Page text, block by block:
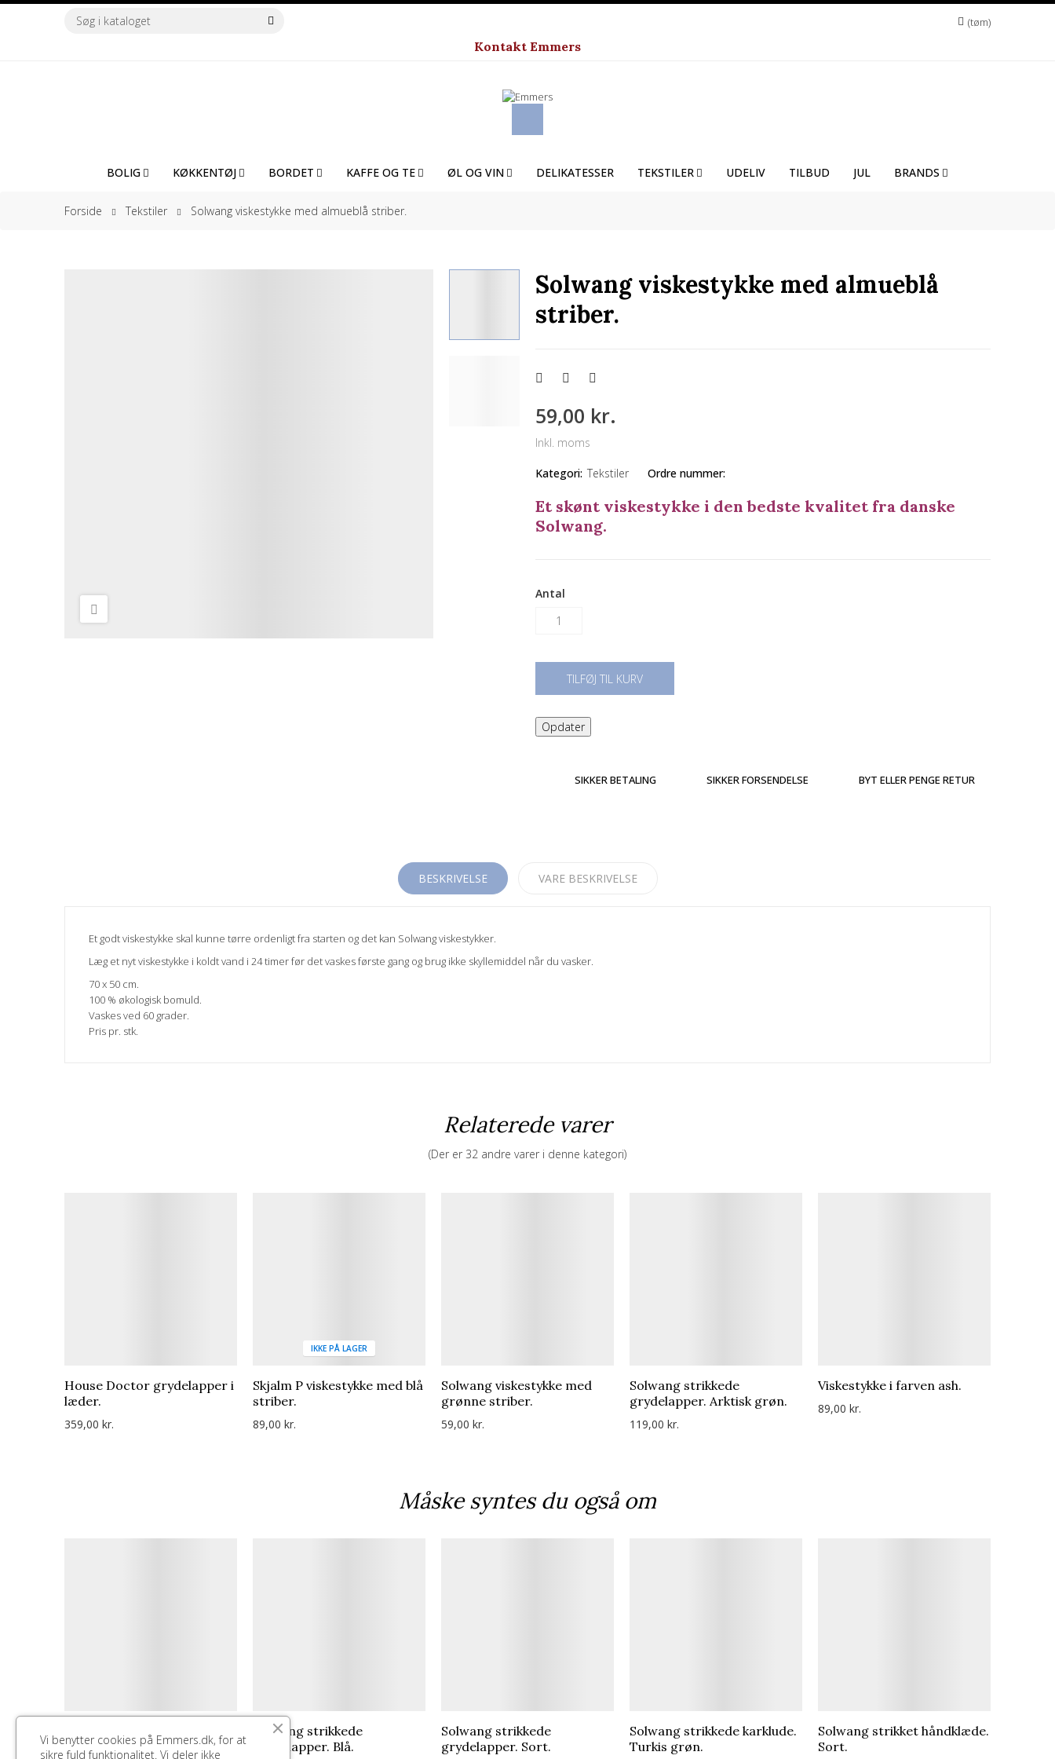
tøm
Kontakt Emmers
BOLIG KØKKENTØJ BORDET KAFFE OG TE ØL OG VIN DELIKATESSER TEKSTILER UDELIV TILBUD JUL BRANDS
Forside Tekstiler Solwang viskestykke med almueblå striber.
Solwang viskestykke med almueblå
striber.
59,00 kr.
Inkl. moms
Kategori: Tekstiler Ordre nummer:
Et skønt viskestykke i den bedste kvalitet fra danske
Solwang.
Antal
TILFØJ TIL KURV
SIKKER BETALING SIKKER FORSENDELSE BYT ELLER PENGE RETUR
BESKRIVELSE VARE BESKRIVELSE
Et godt viskestykke skal kunne tørre ordenligt fra starten og det kan Solwang viskestykker.
Læg et nyt viskestykke i koldt vand i 24 timer før det vaskes første gang og brug ikke skyllemiddel når du vasker.
70 x 50 cm.
100 % økologisk bomuld.
Vaskes ved 60 grader.
Pris pr. stk.
Relaterede varer
(Der er 32 andre varer i denne kategori)
House Doctor grydelapper i
læder.
359,00 kr.
IKKE PÅ LAGER
Skjalm P viskestykke med blå
striber.
89,00 kr.
Solwang viskestykke med
grønne striber.
59,00 kr.
Solwang strikkede
grydelapper. Arktisk grøn.
119,00 kr.
Viskestykke i farven ash.
89,00 kr.
Måske syntes du også om
Solwang strikkede
grydelapper. Grå.
Solwang strikkede
grydelapper. Blå.
Solwang strikkede
grydelapper. Sort.
Solwang strikkede karklude.
Turkis grøn.
Solwang strikket håndklæde.
Sort.
Vi benytter cookies på Emmers.dk, for at
sikre fuld funktionalitet. Vi deler ikke